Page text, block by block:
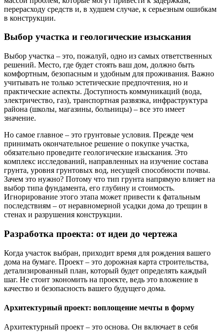
перерасходу средств и, в худшем случае, к серьезным ошибкам
в конструкции.
Выбор участка и геологические изыскания
Выбор участка – это, пожалуй, одно из самых ответственных
решений. Место, где будет стоять ваш дом, должно быть
комфортным, безопасным и удобным для проживания. Важно
учитывать не только эстетические предпочтения, но и
практические аспекты. Доступность коммуникаций (вода,
электричество, газ), транспортная развязка, инфраструктура
района (школы, магазины, больницы) – все это имеет
значение.
Но самое главное – это грунтовые условия. Прежде чем
принимать окончательное решение о покупке участка,
обязательно проведите геологические изыскания. Это
комплекс исследований, направленных на изучение состава
грунта, уровня грунтовых вод, несущей способности почвы.
Зачем это нужно? Потому что тип грунта напрямую влияет на
выбор типа фундамента, его глубину и стоимость.
Игнорирование этого этапа может привести к фатальным
последствиям – от неравномерной усадки дома до трещин в
стенах и разрушения конструкции.
Разработка проекта: от идеи до чертежа
Когда участок выбран, приходит время для рождения вашего
дома на бумаге. Проект – это дорожная карта строительства,
детализированный план, который будет определять каждый
шаг. Не стоит экономить на проекте, ведь это вложение в
качество и безопасность вашего будущего дома.
Архитектурный проект: воплощение мечты в форму
Архитектурный проект – это основа. Он включает в себя